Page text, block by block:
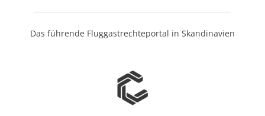
Das führende Fluggastrechteportal in Skandinavien